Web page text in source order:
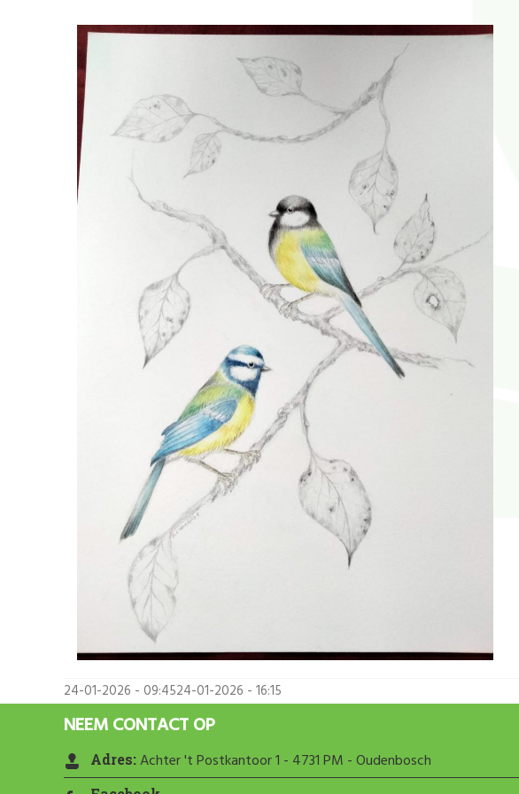
24-01-2026 - 09:4524-01-2026 - 16:15
NEEM CONTACT OP
Adres:Achter 't Postkantoor 1 - 4731 PM - Oudenbosch